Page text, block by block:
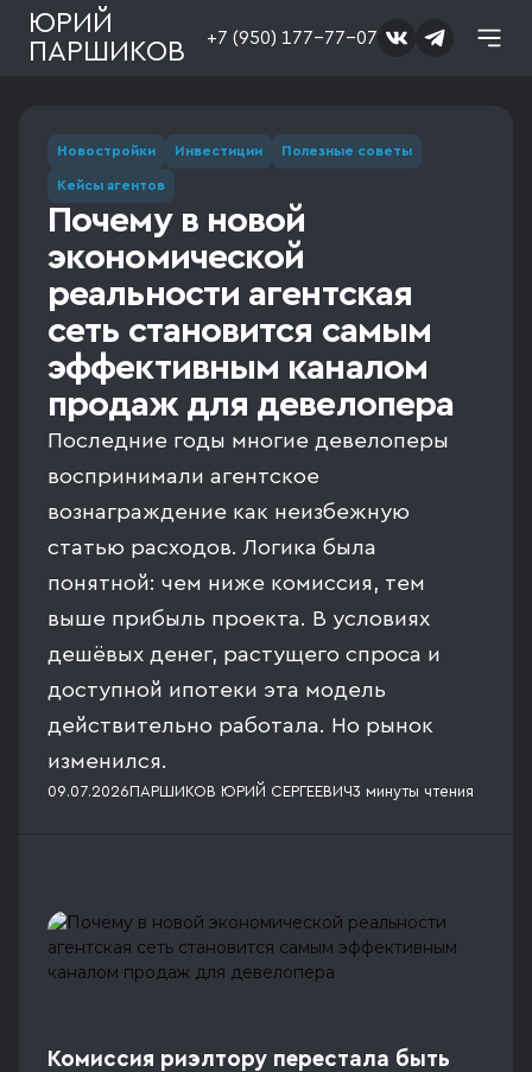
ЮРИЙ
ПАРШИКОВ
+7 (950) 177-77-07
Новостройки Инвестиции Полезные советы
Кейсы агентов
Почему в новой
экономической
реальности агентская
сеть становится самым
эффективным каналом
продаж для девелопера
Последние годы многие девелоперы
воспринимали агентское
вознаграждение как неизбежную
статью расходов. Логика была
понятной: чем ниже комиссия, тем
выше прибыль проекта. В условиях
дешёвых денег, растущего спроса и
доступной ипотеки эта модель
действительно работала. Но рынок
изменился.
09.07.2026 ПАРШИКОВ ЮРИЙ СЕРГЕЕВИЧ3 минуты чтения
Комиссия риэлтору перестала быть